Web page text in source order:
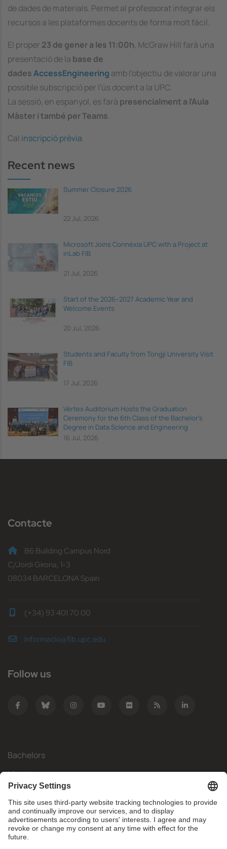
de dades de materials. Permet al professorat integrar els
recursos a les plataformes docents de forma molt fàcil.
El proper 23 de gener a les 11:00h, McGraw Hill farà una
presentació de la base de
dadesAccessEngineering amb l'objectiu de valorar una
possible subscripció per l'ús docent a la UPC.
La sessió, en espanyol, es farà presencialment a l'Aula
Màster i també per Teams.
Cal inscripció prèvia.
Recent news
Summer Closure 2026
22 Jul, 2026
Microsoft Joins Connèxia UPC with a Project at
inLab FIB
21 Jul, 2026
Start of the 2026–2027 Academic Year and
Welcome Events
20 Jul, 2026
Students and Faculty from Tongji University Visit
FIB
17 Jul, 2026
Vèrtex Auditorium Hosts the Graduation
Ceremony for the 6th Class of the Bachelor's
Degree in Data Science and Engineering
16 Jul, 2026
Contacte
B6 Building Campus Nord
C/Jordi Girona, 1-3
08034 BARCELONA Spain
(+34) 93 401 70 00
informacio@fib.upc.edu
Follow us
Bachelors
Masters
Mobility
Research
Companies